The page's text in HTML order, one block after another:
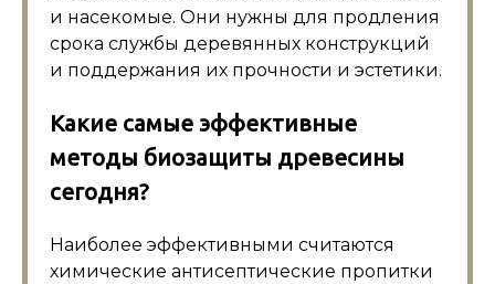
и насекомые. Они нужны для продления
срока службы деревянных конструкций
и поддержания их прочности и эстетики.
Какие самые эффективные
методы биозащиты древесины
сегодня?
Наиболее эффективными считаются
химические антисептические пропитки